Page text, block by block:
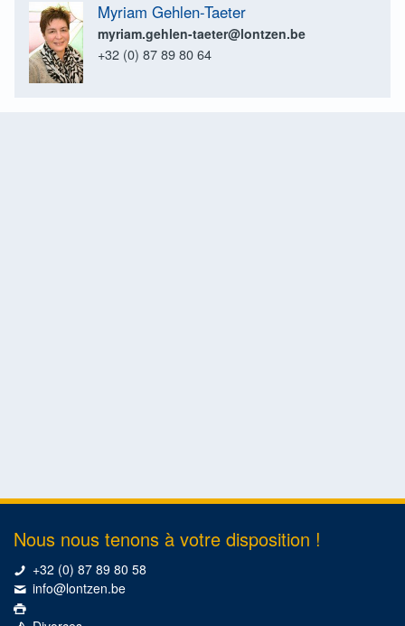
Myriam Gehlen-Taeter
myriam.gehlen-taeter@lontzen.be
+32 (0) 87 89 80 64
Nous nous tenons à votre disposition !
+32 (0) 87 89 80 58
info@lontzen.be